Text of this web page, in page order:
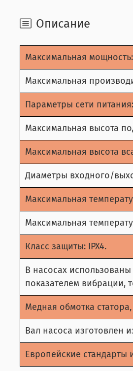
Описание
Максимальная
Максимальная
Параметры сети
Максимальная высота
Максимальная высота
Диаметры входного/
Максимальная
Максимальная
Класс защиты: IPX4.
В насосах
показателем вибрации,
Медная обмотка
Вал насоса изготовлен
Европейские стандарты